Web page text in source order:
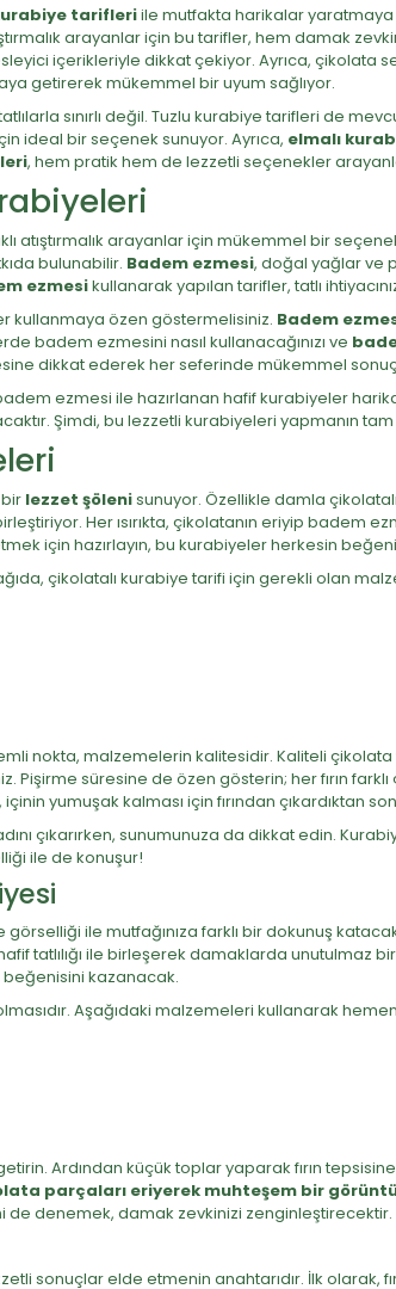
tarifleriile mutfakta harikalar
arayanlar için bu tarifler, hem damak
içerikleriyle dikkat çekiyor. Ayrıca, çikolata
getirerek mükemmel bir uyum sağlıyor.
sınırlı değil. Tuzlu kurabiye tarifleri de
ideal bir seçenek sunuyor. Ayrıca, elmalı
, hem pratik hem de lezzetli seçenekler
atıştırmalık arayanlar için mükemmel bir
bulunabilir. Badem ezmesi, doğal yağlar ve
ezmesikullanarak yapılan tarifler, tatlı
kullanmaya özen göstermelisiniz. Badem
badem ezmesini nasıl kullanacağınızı ve
dikkat ederek her seferinde mükemmel
ezmesi ile hazırlanan hafif kurabiyeler
Şimdi, bu lezzetli kurabiyeleri yapmanın tam
lezzet şölenisunuyor. Özellikle damla
Her ısırıkta, çikolatanın eriyip badem
için hazırlayın, bu kurabiyeler herkesin
çikolatalı kurabiye tarifi için gerekli olan
nokta, malzemelerin kalitesidir. Kaliteli
süresine de özen gösterin; her fırın
yumuşak kalması için fırından çıkardıktan
çıkarırken, sunumunuza da dikkat edin.
ile de konuşur!
ile mutfağınıza farklı bir dokunuş
tatlılığı ile birleşerek damaklarda unutulmaz
beğenisini kazanacak.
Aşağıdaki malzemeleri kullanarak
Ardından küçük toplar yaparak fırın tepsisine
parçaları eriyerek muhteşem bir
de denemek, damak zevkinizi zenginleştirecektir.
sonuçlar elde etmenin anahtarıdır. İlk olarak,